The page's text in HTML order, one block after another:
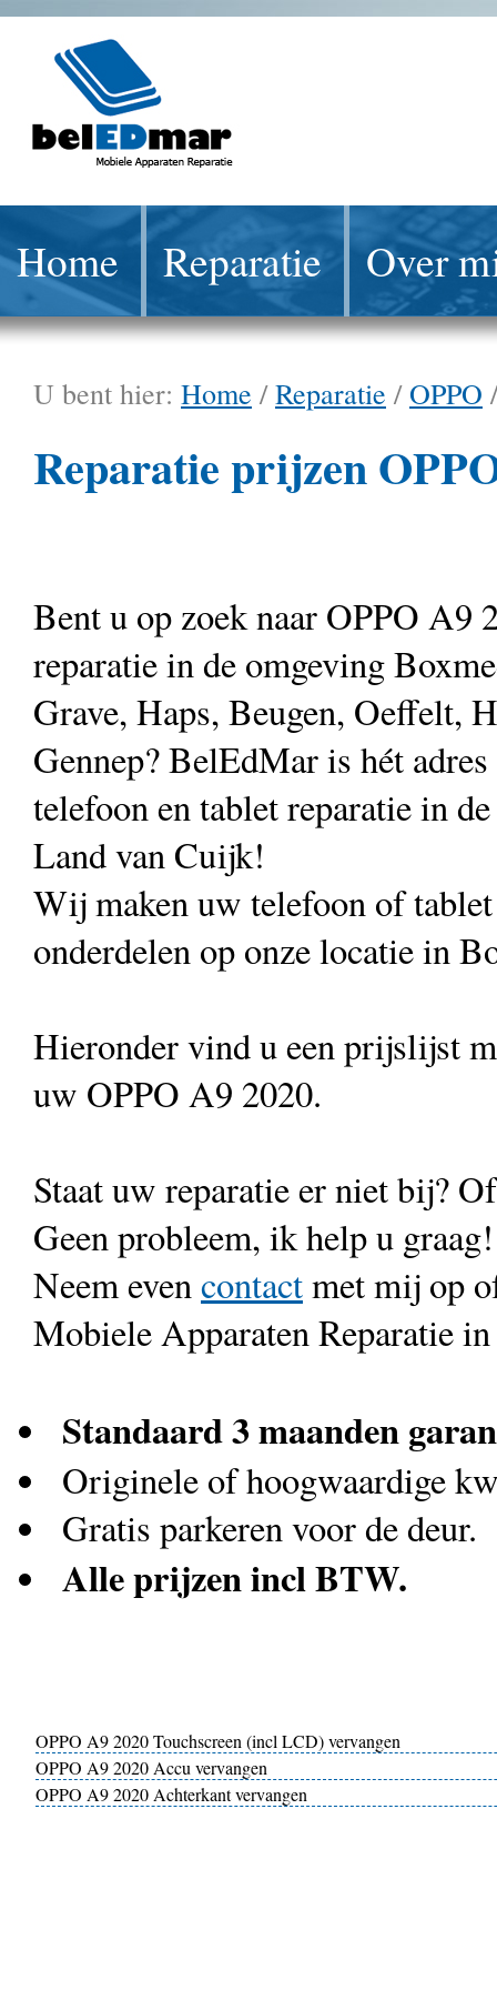
Home Reparatie Over
U bent hier: Home /Reparatie /OPPO
Reparatie prijzen
Bent u op zoek naar OPPO A9
reparatie in de omgeving
Grave, Haps, Beugen, Oeffelt,
Gennep? BelEdMar is hét
telefoon en tablet reparatie in
Land van Cuijk!
Wij maken uw telefoon of
onderdelen op onze locatie in
Hieronder vind u een prijslijst
uw OPPO A9 2020.
Staat uw reparatie er niet bij?
Geen probleem, ik help u graag!
Neem evencontactmet mij op
Mobiele Apparaten Reparatie
Standaard 3 maanden
Originele of hoogwaardige
Gratis parkeren voor de deur.
Alle prijzen incl BTW.
OPPO A9 2020 Touchscreen (incl LCD) vervangen
OPPO A9 2020 Accu vervangen
OPPO A9 2020 Achterkant vervangen